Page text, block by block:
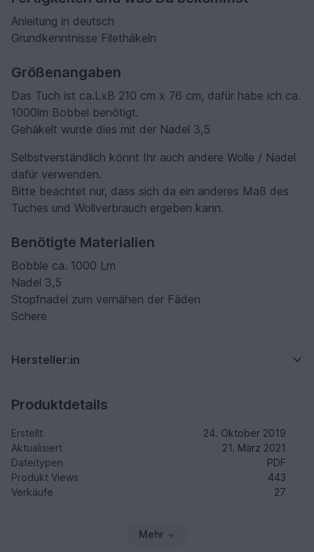
Anleitung in deutsch
Grundkenntnisse Filethäkeln
Größenangaben
Das Tuch ist ca.LxB 210 cm x 76 cm, dafür habe ich ca.
1000lm Bobbel benötigt.
Gehäkelt wurde dies mit der Nadel 3,5
Selbstverständlich könnt Ihr auch andere Wolle / Nadel
dafür verwenden.
Bitte beachtet nur, dass sich da ein anderes Maß des
Tuches und Wollverbrauch ergeben kann.
Benötigte Materialien
Bobble ca. 1000 Lm
Nadel 3,5
Stopfnadel zum vernähen der Fäden
Schere
Hersteller:in
Produktdetails
Erstellt
24. Oktober 2019
Aktualisiert
21. März 2021
Dateitypen
PDF
Produkt Views
443
Verkäufe
27
Mehr